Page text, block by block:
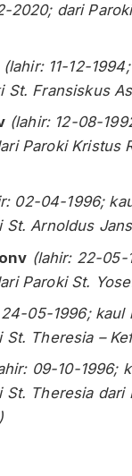
2020; dari
(lahir: 11-12-
Fransiskus
(lahir: 12-08-
Paroki Kristus
02-04-1996;
St. Arnoldus
(lahir: 22-05-
Paroki St.
05-1996; kaul
St. Theresia –
09-10-1996;
St. Theresia dari